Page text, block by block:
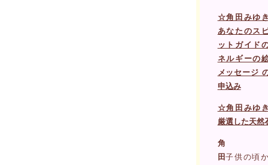
☆角田みゆ
あなたのス
ットガイド
ネルギーの
メッセージ
申込み
☆角田みゆ
厳選した天然
角
田 子供の頃